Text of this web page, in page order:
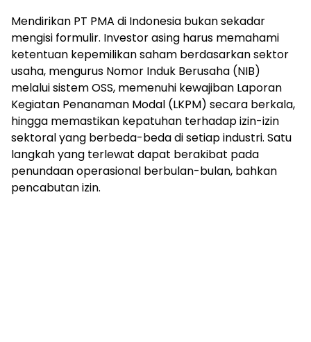
Mendirikan PT PMA di Indonesia bukan sekadar
mengisi formulir. Investor asing harus memahami
ketentuan kepemilikan saham berdasarkan sektor
usaha, mengurus Nomor Induk Berusaha (NIB)
melalui sistem OSS, memenuhi kewajiban Laporan
Kegiatan Penanaman Modal (LKPM) secara berkala,
hingga memastikan kepatuhan terhadap izin-izin
sektoral yang berbeda-beda di setiap industri. Satu
langkah yang terlewat dapat berakibat pada
penundaan operasional berbulan-bulan, bahkan
pencabutan izin.